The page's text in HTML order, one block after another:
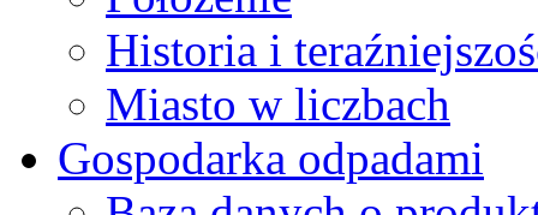
Historia i
Miasto w liczbach
Gospodarka odpadami